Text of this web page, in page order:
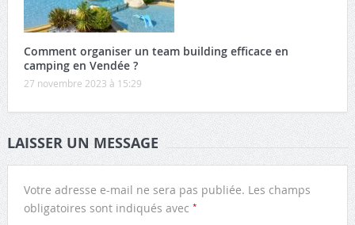
Comment organiser un team building efficace en
camping en Vendée ?
27 novembre 2023 à 15:29
LAISSER UN MESSAGE
Votre adresse e-mail ne sera pas publiée. Les champs
obligatoires sont indiqués avec *